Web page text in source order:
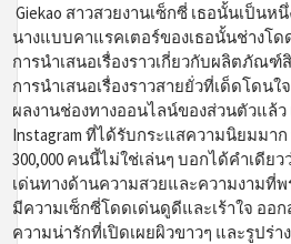
Giekao สาวสวยงานเซ็กซี่ เธอนั้นเป็น
นางแบบคาแรคเตอร์ของเธอนั้นช่างโด
การนำเสนอเรื่องราวเกี่ยวกับผลิตภัณ
การนำเสนอเรื่องราวสายยั่วที่เด็ดโดน
ผลงานช่องทางออนไลน์ของส่วนตัวแล้ว
Instagram ที่ได้รับกระแสความนิยมมา
300,000 คนนี้ไม่ใช่เล่นๆ บอกได้คำเดีย
เด่นทางด้านความสวยและความงามที่
มีความเซ็กซี่โดดเด่นดูดีและเร้าใจ ออ
ความน่ารักที่เปิดเผยผิวขาวๆ และรูปร่